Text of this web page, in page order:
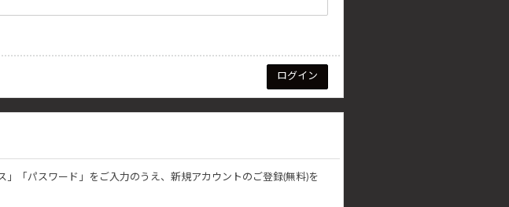
「パスワード」をご入力のうえ、新規アカウントのご登録(無料)を